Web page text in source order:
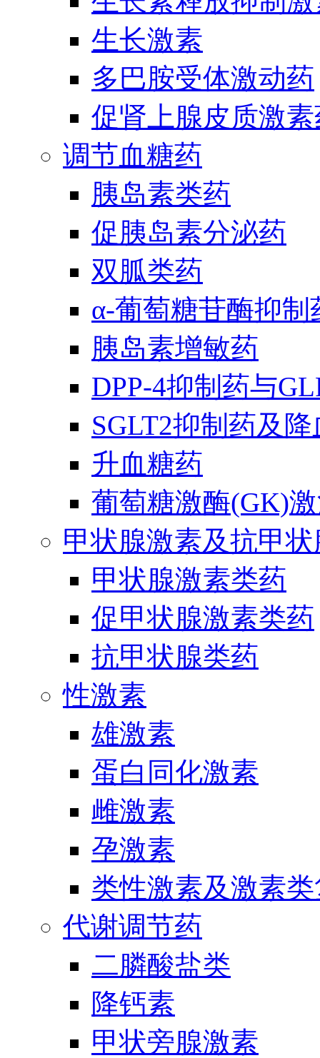
生长激素
多巴胺受体激动药
促肾上腺皮质激
调节血糖药
胰岛素类药
促胰岛素分泌药
双胍类药
α-葡萄糖苷酶抑制
胰岛素增敏药
DPP-4抑制药与
SGLT2抑制药及
升血糖药
葡萄糖激酶(GK)
甲状腺激素及抗甲
甲状腺激素类药
促甲状腺激素类药
抗甲状腺类药
性激素
雄激素
蛋白同化激素
雌激素
孕激素
类性激素及激素
代谢调节药
二膦酸盐类
降钙素
甲状旁腺激素